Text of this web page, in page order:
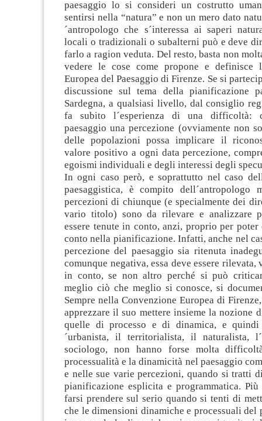
paesaggio lo si consideri un costrutto
sentirsi nella “natura” e non un mero dato
´antropologo che s´interessa ai saperi
locali o tradizionali o subalterni può e deve
farlo a ragion veduta. Del resto, basta non
vedere le cose come propone e definisce
Europea del Paesaggio di Firenze. Se si
discussione sul tema della pianificazione
Sardegna, a qualsiasi livello, dal consiglio
fa subito l´esperienza di una difficoltà:
paesaggio una percezione (ovviamente non
delle popolazioni possa implicare il
valore positivo a ogni data percezione,
egoismi individuali e degli interessi degli
In ogni caso però, e soprattutto nel caso
paesaggistica, è compito dell´antropologo
percezioni di chiunque (e specialmente dei
vario titolo) sono da rilevare e analizzare
essere tenute in conto, anzi, proprio per poter
conto nella pianificazione. Infatti, anche nel
percezione del paesaggio sia ritenuta
comunque negativa, essa deve essere rilevata,
in conto, se non altro perché si può
meglio ciò che meglio si conosce, si
Sempre nella Convenzione Europea di
apprezzare il suo mettere insieme la nozione
quelle di processo e di dinamica, e
´urbanista, il territorialista, il naturalista,
sociologo, non hanno forse molta
processualità e la dinamicità nel paesaggio
e nelle sue varie percezioni, quando si tratti
pianificazione esplicita e programmatica.
farsi prendere sul serio quando si tenti di
che le dimensioni dinamiche e processuali del